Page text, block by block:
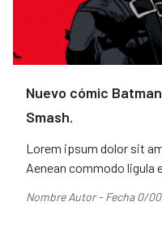
Nuevo cómic
Smash.
Lorem ipsum dolor sit
Aenean commodo ligula
Nombre Autor - Fecha 0/